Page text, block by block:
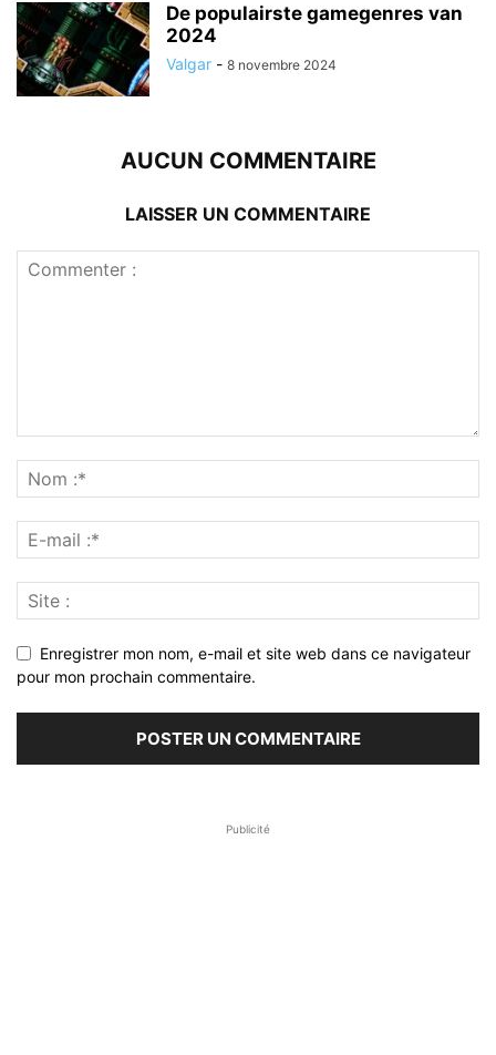
De populairste gamegenres van
2024
Valgar - 8 novembre 2024
AUCUN COMMENTAIRE
LAISSER UN COMMENTAIRE
Enregistrer mon nom, e-mail et site web dans ce navigateur
pour mon prochain commentaire.
Publicité